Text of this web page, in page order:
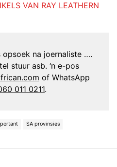
VAN RAY LEATHERN
opsoek na joernaliste ….
stuur asb. ‘n e-pos
of WhatsApp
011 0211.
SA provinsies